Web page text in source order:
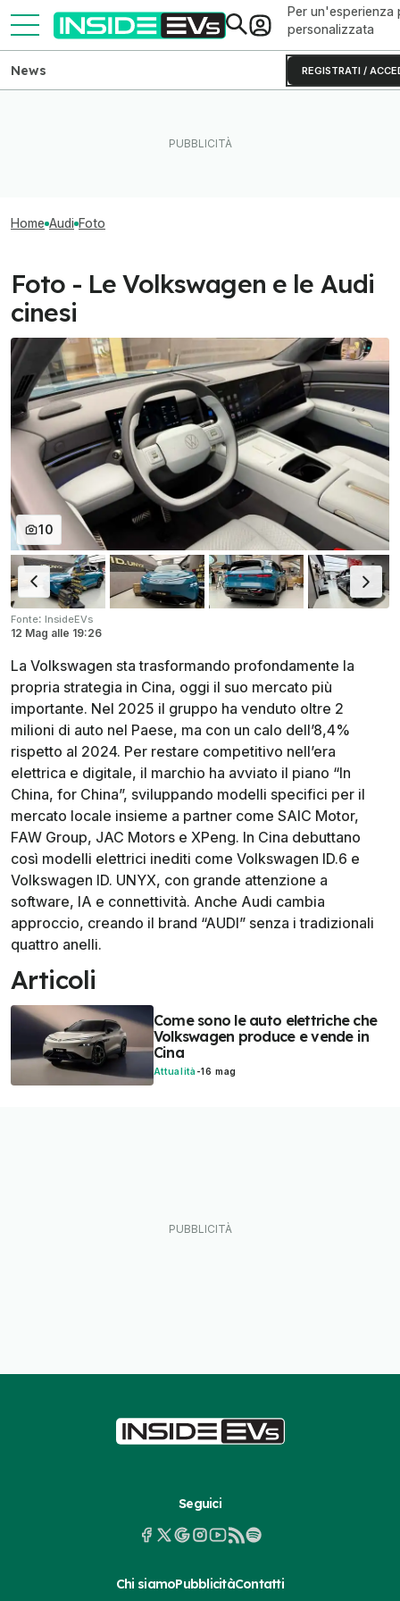
Per un'esperienza
personalizzata
REGISTRATI /
News
Home Audi Foto
Foto - Le Volkswagen e le Audi
cinesi
10
Fonte: InsideEVs
12 Mag alle 19:26
La Volkswagen sta trasformando profondamente la
propria strategia in Cina, oggi il suo mercato più
importante. Nel 2025 il gruppo ha venduto oltre 2
milioni di auto nel Paese, ma con un calo dell’8,4%
rispetto al 2024. Per restare competitivo nell’era
elettrica e digitale, il marchio ha avviato il piano “In
China, for China”, sviluppando modelli specifici per il
mercato locale insieme a partner come SAIC Motor,
FAW Group, JAC Motors e XPeng. In Cina debuttano
così modelli elettrici inediti come Volkswagen ID.6 e
Volkswagen ID. UNYX, con grande attenzione a
software, IA e connettività. Anche Audi cambia
approccio, creando il brand “AUDI” senza i tradizionali
quattro anelli.
Articoli
Come sono le auto elettriche che
Volkswagen produce e vende in
Cina
Attualità -16 mag
Seguici
Chi siamoPubblicitàContatti